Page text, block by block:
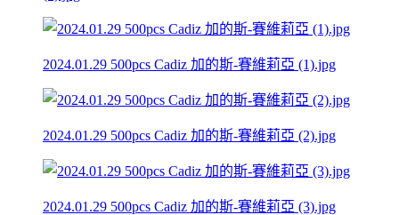
2024.01.29 500pcs Cadiz 加的斯-賽維莉亞 (1).jpg
2024.01.29 500pcs Cadiz 加的斯-賽維莉亞 (2).jpg
2024.01.29 500pcs Cadiz 加的斯-賽維莉亞 (3).jpg